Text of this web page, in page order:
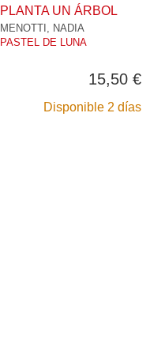
PLANTA UN ÁRBOL
MENOTTI, NADIA
PASTEL DE LUNA
15,50 €
Disponible 2 días